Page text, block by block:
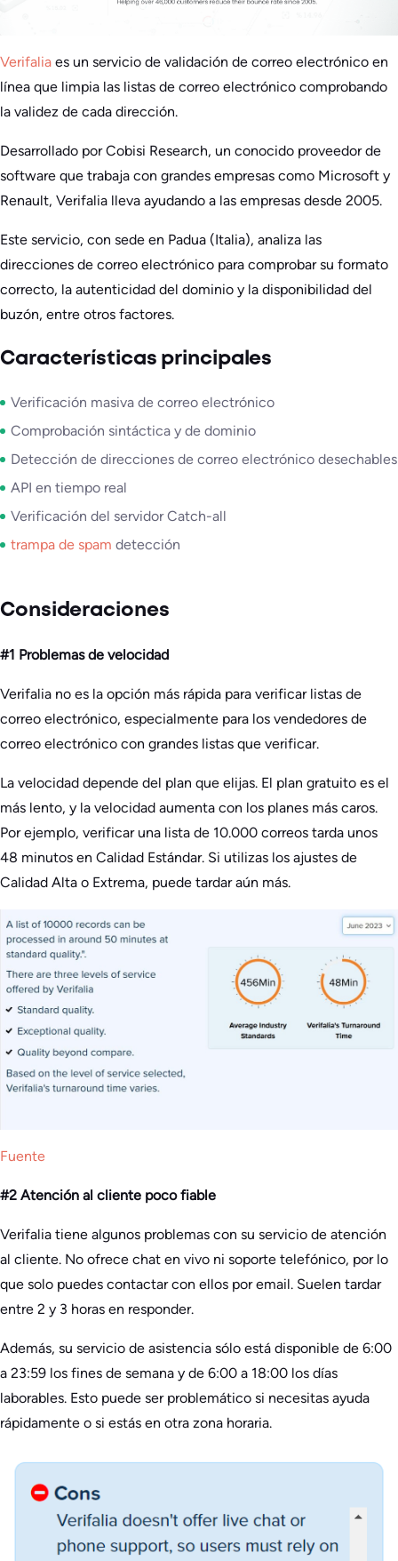
Verifalia es un servicio de validación de correo electrónico en
línea que limpia las listas de correo electrónico comprobando
la validez de cada dirección.
Desarrollado por Cobisi Research, un conocido proveedor de
software que trabaja con grandes empresas como Microsoft y
Renault, Verifalia lleva ayudando a las empresas desde 2005.
Este servicio, con sede en Padua (Italia), analiza las
direcciones de correo electrónico para comprobar su formato
correcto, la autenticidad del dominio y la disponibilidad del
buzón, entre otros factores.
Características principales
Verificación masiva de correo electrónico
Comprobación sintáctica y de dominio
Detección de direcciones de correo electrónico desechables
API en tiempo real
Verificación del servidor Catch-all
trampa de spam detección
Consideraciones
#1 Problemas de velocidad
Verifalia no es la opción más rápida para verificar listas de
correo electrónico, especialmente para los vendedores de
correo electrónico con grandes listas que verificar.
La velocidad depende del plan que elijas. El plan gratuito es el
más lento, y la velocidad aumenta con los planes más caros.
Por ejemplo, verificar una lista de 10.000 correos tarda unos
48 minutos en Calidad Estándar. Si utilizas los ajustes de
Calidad Alta o Extrema, puede tardar aún más.
Fuente
#2 Atención al cliente poco fiable
Verifalia tiene algunos problemas con su servicio de atención
al cliente. No ofrece chat en vivo ni soporte telefónico, por lo
que solo puedes contactar con ellos por email. Suelen tardar
entre 2 y 3 horas en responder.
Además, su servicio de asistencia sólo está disponible de 6:00
a 23:59 los fines de semana y de 6:00 a 18:00 los días
laborables. Esto puede ser problemático si necesitas ayuda
rápidamente o si estás en otra zona horaria.